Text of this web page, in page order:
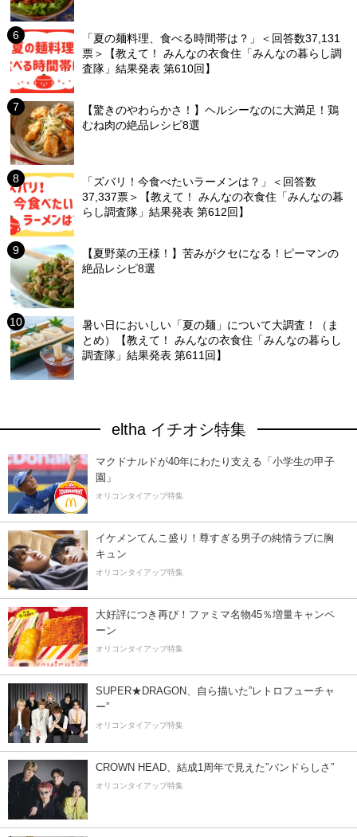
「夏の麺料理、食べる時間帯は？」＜回答数37,131
票＞【教えて！ みんなの衣食住「みんなの暮らし調
査隊」結果発表 第610回】
【驚きのやわらかさ！】ヘルシーなのに大満足！鶏
むね肉の絶品レシピ8選
「ズバリ！今食べたいラーメンは？」＜回答数
37,337票＞【教えて！ みんなの衣食住「みんなの暮
らし調査隊」結果発表 第612回】
【夏野菜の王様！】苦みがクセになる！ピーマンの
絶品レシピ8選
暑い日においしい「夏の麺」について大調査！（ま
とめ）【教えて！ みんなの衣食住「みんなの暮らし
調査隊」結果発表 第611回】
eltha イチオシ特集
マクドナルドが40年にわたり支える「小学生の甲子
園」
オリコンタイアップ特集
イケメンてんこ盛り！尊すぎる男子の純情ラブに胸
キュン
オリコンタイアップ特集
大好評につき再び！ファミマ名物45％増量キャンペ
ーン
オリコンタイアップ特集
SUPER★DRAGON、自ら描いた”レトロフューチャ
ー”
オリコンタイアップ特集
CROWN HEAD、結成1周年で見えた”バンドらしさ”
オリコンタイアップ特集